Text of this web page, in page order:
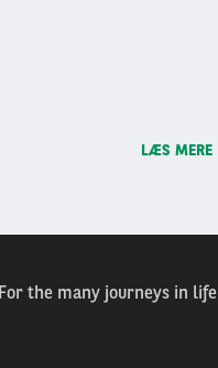
LÆS MERE
For the many journeys in life